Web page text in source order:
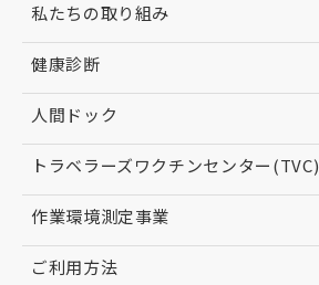
私たちの取り組み
健康診断
人間ドック
トラベラーズワクチンセンター(TVC)
作業環境測定事業
ご利用方法